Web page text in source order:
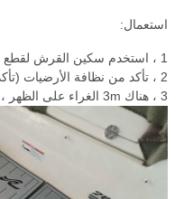
استعمال:
1 ، استخدم سكين القرش لقطع الشكل الذي تحتاجه.
2 ، تأكد من نظافة الأرضيات (تأكد من نظافة المنطقة قبل التطبيق.
3 ، هناك 3m الغراء على الظهر ، قشر ، والعصا مع الأرضيات.